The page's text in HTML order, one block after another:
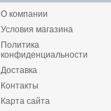
О компании
Условия магазина
Политика
конфиденциальности
Доставка
Контакты
Карта сайта